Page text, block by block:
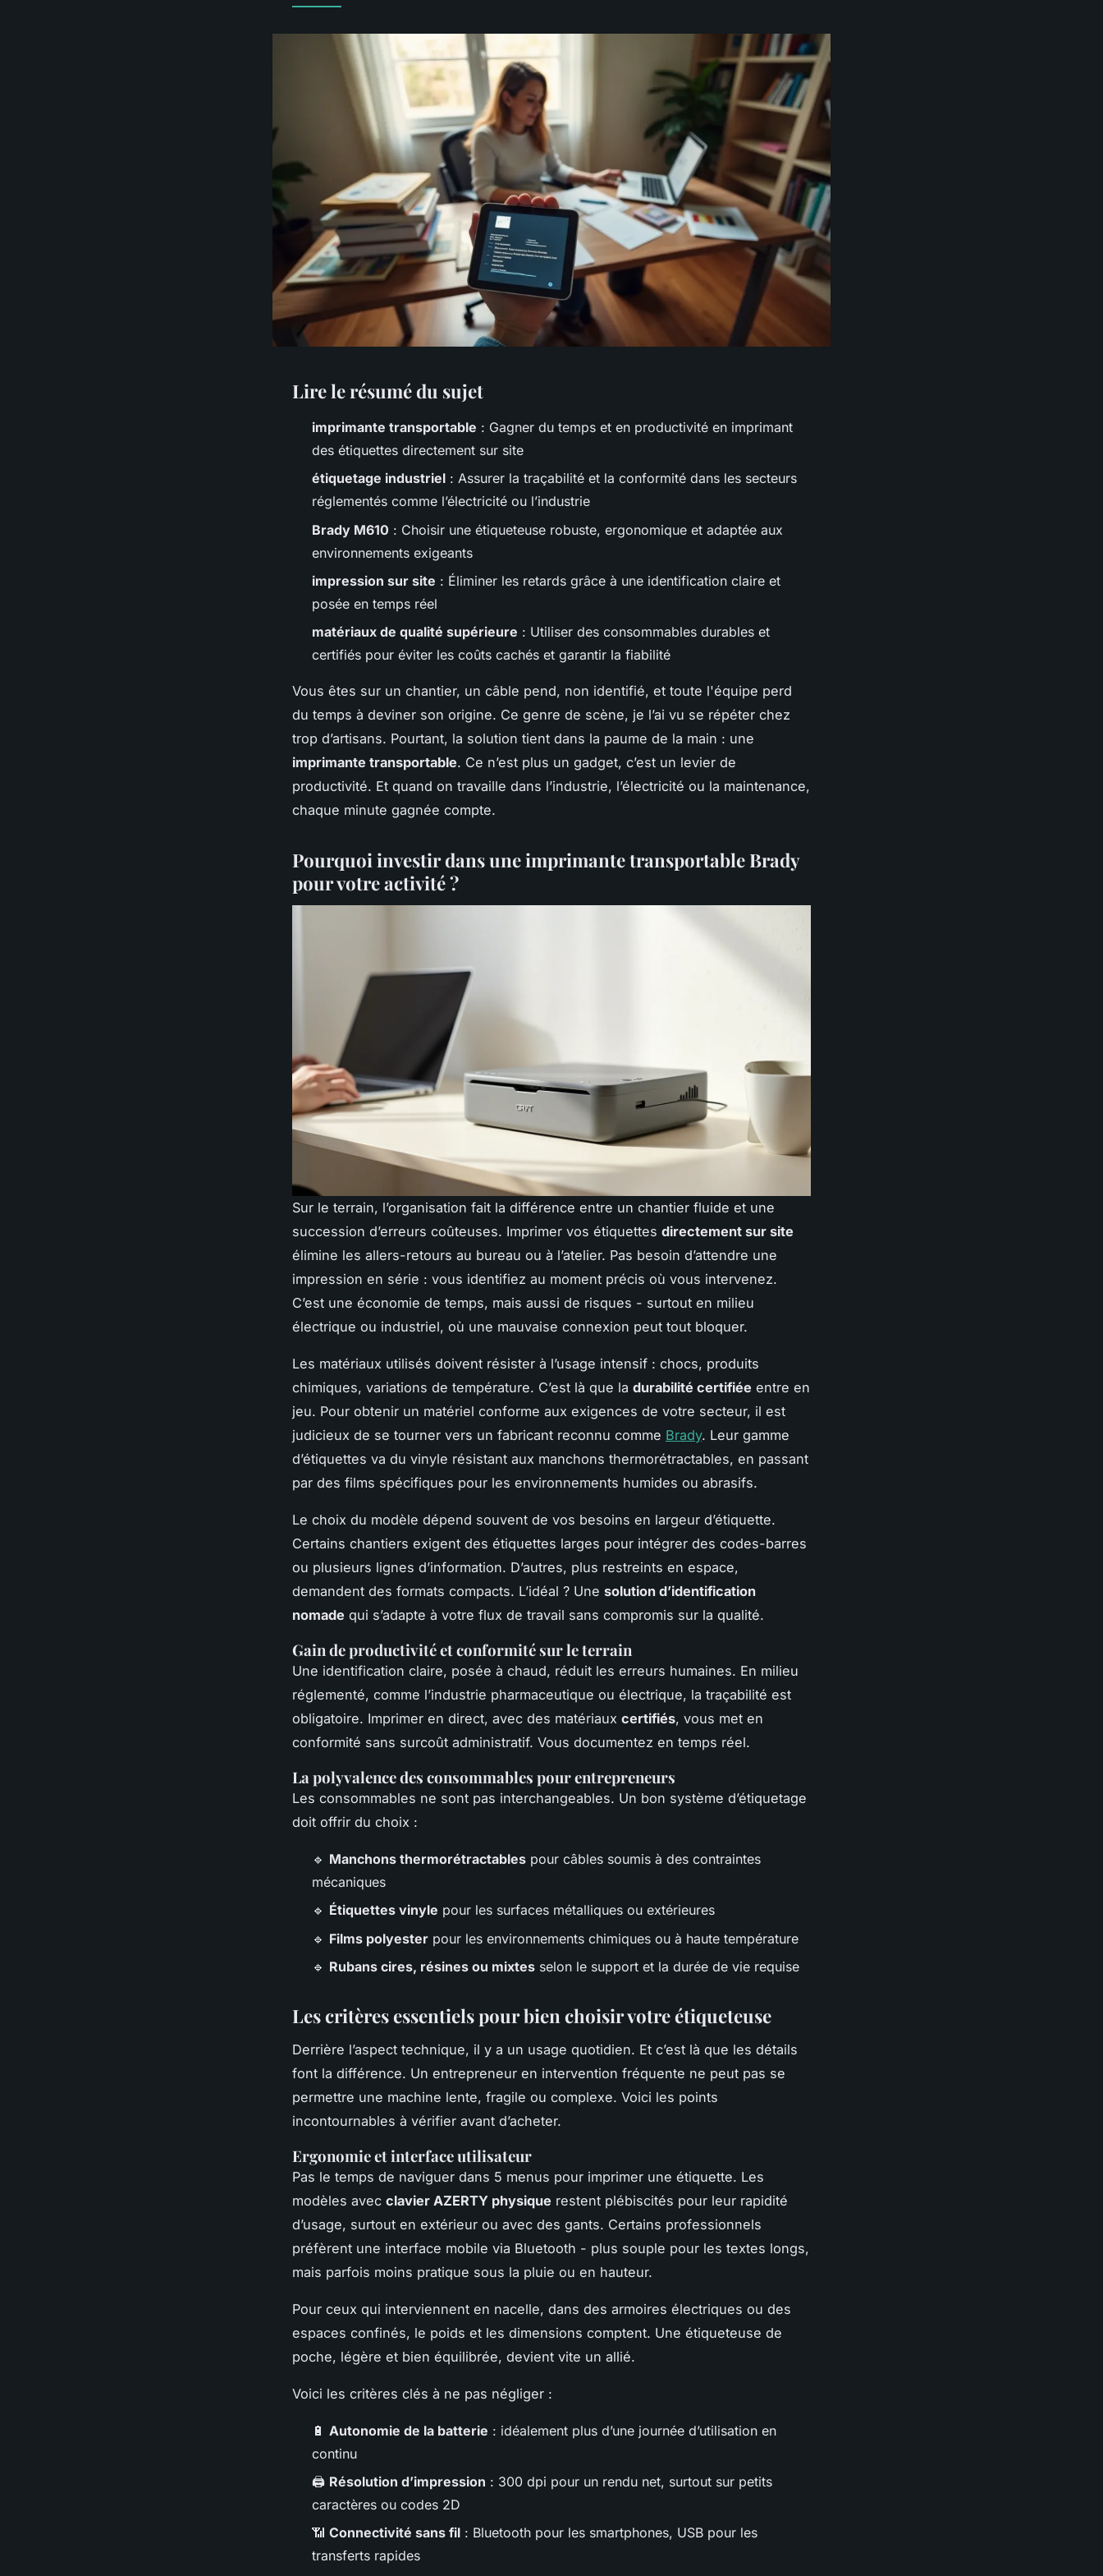
Lire le résumé du sujet
imprimante transportable : Gagner du temps et en productivité en imprimant
des étiquettes directement sur site
étiquetage industriel : Assurer la traçabilité et la conformité dans les secteurs
réglementés comme l’électricité ou l’industrie
Brady M610 : Choisir une étiqueteuse robuste, ergonomique et adaptée aux
environnements exigeants
impression sur site : Éliminer les retards grâce à une identification claire et
posée en temps réel
matériaux de qualité supérieure : Utiliser des consommables durables et
certifiés pour éviter les coûts cachés et garantir la fiabilité
Vous êtes sur un chantier, un câble pend, non identifié, et toute l'équipe perd
du temps à deviner son origine. Ce genre de scène, je l’ai vu se répéter chez
trop d’artisans. Pourtant, la solution tient dans la paume de la main : une
imprimante transportable. Ce n’est plus un gadget, c’est un levier de
productivité. Et quand on travaille dans l’industrie, l’électricité ou la maintenance,
chaque minute gagnée compte.
Pourquoi investir dans une imprimante transportable Brady
pour votre activité ?
Sur le terrain, l’organisation fait la différence entre un chantier fluide et une
succession d’erreurs coûteuses. Imprimer vos étiquettes directement sur site
élimine les allers-retours au bureau ou à l’atelier. Pas besoin d’attendre une
impression en série : vous identifiez au moment précis où vous intervenez.
C’est une économie de temps, mais aussi de risques - surtout en milieu
électrique ou industriel, où une mauvaise connexion peut tout bloquer.
Les matériaux utilisés doivent résister à l’usage intensif : chocs, produits
chimiques, variations de température. C’est là que la durabilité certifiée entre en
jeu. Pour obtenir un matériel conforme aux exigences de votre secteur, il est
judicieux de se tourner vers un fabricant reconnu comme Brady. Leur gamme
d’étiquettes va du vinyle résistant aux manchons thermorétractables, en passant
par des films spécifiques pour les environnements humides ou abrasifs.
Le choix du modèle dépend souvent de vos besoins en largeur d’étiquette.
Certains chantiers exigent des étiquettes larges pour intégrer des codes-barres
ou plusieurs lignes d’information. D’autres, plus restreints en espace,
demandent des formats compacts. L’idéal ? Une solution d’identification
nomade qui s’adapte à votre flux de travail sans compromis sur la qualité.
Gain de productivité et conformité sur le terrain
Une identification claire, posée à chaud, réduit les erreurs humaines. En milieu
réglementé, comme l’industrie pharmaceutique ou électrique, la traçabilité est
obligatoire. Imprimer en direct, avec des matériaux certifiés, vous met en
conformité sans surcoût administratif. Vous documentez en temps réel.
La polyvalence des consommables pour entrepreneurs
Les consommables ne sont pas interchangeables. Un bon système d’étiquetage
doit offrir du choix :
🔹 Manchons thermorétractables pour câbles soumis à des contraintes
mécaniques
🔹 Étiquettes vinyle pour les surfaces métalliques ou extérieures
🔹 Films polyester pour les environnements chimiques ou à haute température
🔹 Rubans cires, résines ou mixtes selon le support et la durée de vie requise
Les critères essentiels pour bien choisir votre étiqueteuse
Derrière l’aspect technique, il y a un usage quotidien. Et c’est là que les détails
font la différence. Un entrepreneur en intervention fréquente ne peut pas se
permettre une machine lente, fragile ou complexe. Voici les points
incontournables à vérifier avant d’acheter.
Ergonomie et interface utilisateur
Pas le temps de naviguer dans 5 menus pour imprimer une étiquette. Les
modèles avec clavier AZERTY physique restent plébiscités pour leur rapidité
d’usage, surtout en extérieur ou avec des gants. Certains professionnels
préfèrent une interface mobile via Bluetooth - plus souple pour les textes longs,
mais parfois moins pratique sous la pluie ou en hauteur.
Pour ceux qui interviennent en nacelle, dans des armoires électriques ou des
espaces confinés, le poids et les dimensions comptent. Une étiqueteuse de
poche, légère et bien équilibrée, devient vite un allié.
Voici les critères clés à ne pas négliger :
🔋 Autonomie de la batterie : idéalement plus d’une journée d’utilisation en
continu
🖨️ Résolution d’impression : 300 dpi pour un rendu net, surtout sur petits
caractères ou codes 2D
📶 Connectivité sans fil : Bluetooth pour les smartphones, USB pour les
transferts rapides